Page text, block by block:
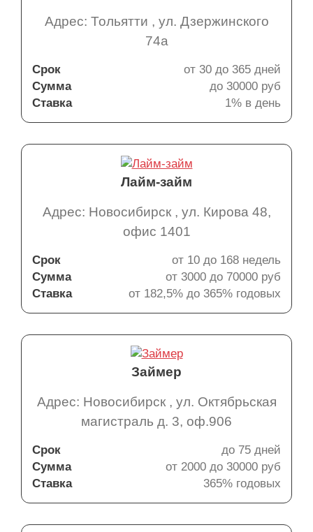
Адрес: Тольятти , ул. Дзержинского
74а
Срок
от 30 до 365 дней
Сумма
до 30000 руб
Ставка
1% в день
Лайм-займ
Адрес: Новосибирск , ул. Кирова 48,
офис 1401
Срок
от 10 до 168 недель
Сумма
от 3000 до 70000 руб
Ставка
от 182,5% до 365% годовых
Займер
Адрес: Новосибирск , ул. Октябрьская
магистраль д. 3, оф.906
Срок
до 75 дней
Сумма
от 2000 до 30000 руб
Ставка
365% годовых